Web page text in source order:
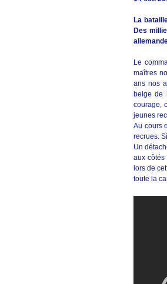
La
Des
Le
maîtres
ans nos
belge de
courage,
jeunes
Au cours
recrues.
Un
aux
lors de
toute la